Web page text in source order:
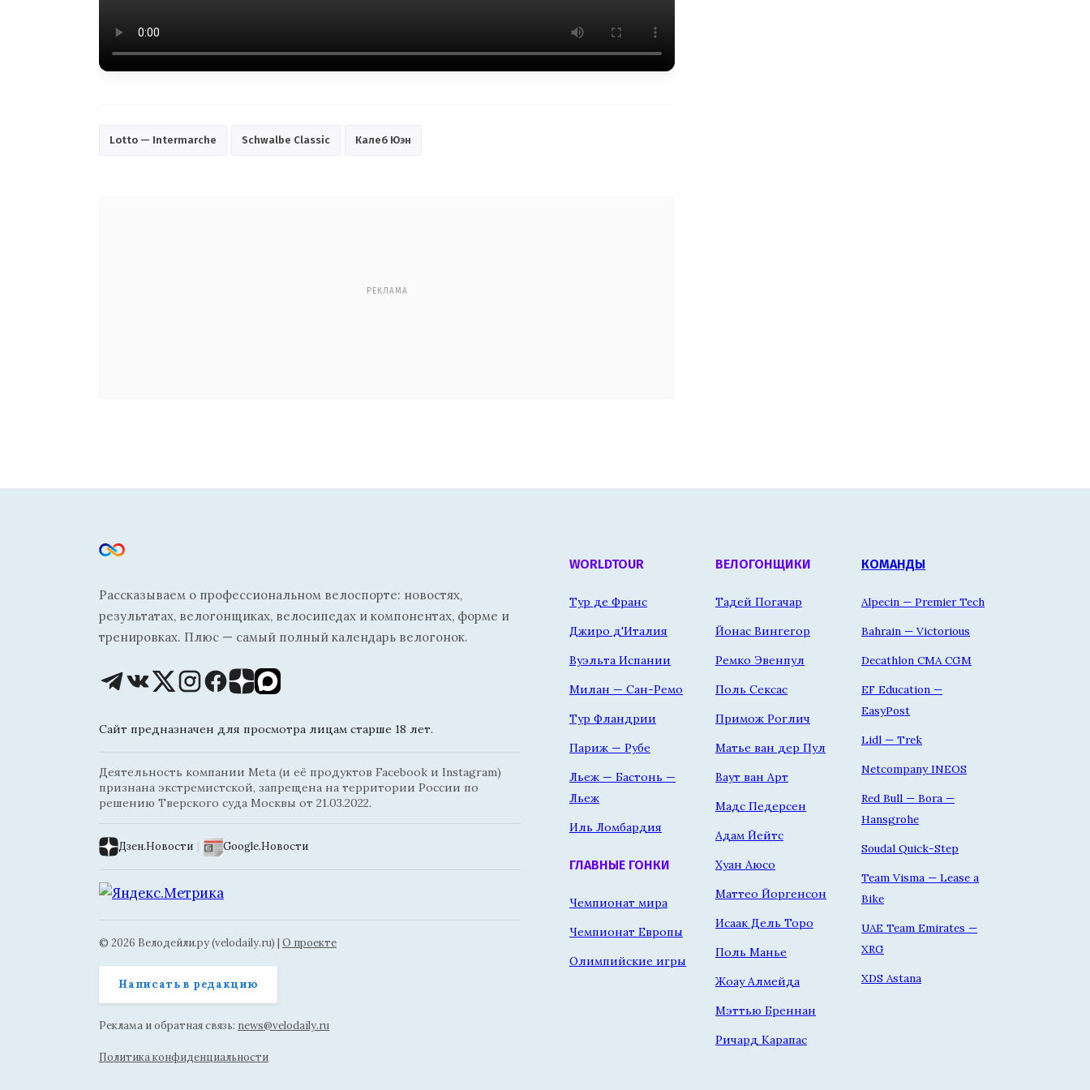
Lotto — Intermarche Schwalbe Classic Калеб Юэн
РЕКЛАМА
Рассказываем о профессиональном велоспорте: новостях,
результатах, велогонщиках, велосипедах и компонентах, форме и
тренировках. Плюс — самый полный календарь велогонок.
Сайт предназначен для просмотра лицам старше 18 лет.
Деятельность компании Meta (и её продуктов Facebook и Instagram)
признана экстремистской, запрещена на территории России по
решению Тверского суда Москвы от 21.03.2022.
Дзен.Новости | Google.Новости
© 2026 Велодейли.ру (velodaily.ru) | О проекте
Написать в редакцию
Реклама и обратная связь: news@velodaily.ru
Политика конфиденциальности
WORLDTOUR
Тур де Франс
Джиро д'Италия
Вуэльта Испании
Милан — Сан-Ремо
Тур Фландрии
Париж — Рубе
Льеж — Бастонь —
Льеж
Иль Ломбардия
ГЛАВНЫЕ ГОНКИ
Чемпионат мира
Чемпионат Европы
Олимпийские игры
ВЕЛОГОНЩИКИ
Тадей Погачар
Йонас Вингегор
Ремко Эвенпул
Поль Сексас
Примож Роглич
Матье ван дер Пул
Ваут ван Арт
Мадс Педерсен
Адам Йейтс
Хуан Аюсо
Маттео Йоргенсон
Исаак Дель Торо
Поль Манье
Жоау Алмейда
Мэттью Бреннан
Ричард Карапас
КОМАНДЫ
Alpecin — Premier Tech
Bahrain — Victorious
Decathlon CMA CGM
EF Education —
EasyPost
Lidl — Trek
Netcompany INEOS
Red Bull — Bora —
Hansgrohe
Soudal Quick-Step
Team Visma — Lease a
Bike
UAE Team Emirates —
XRG
XDS Astana